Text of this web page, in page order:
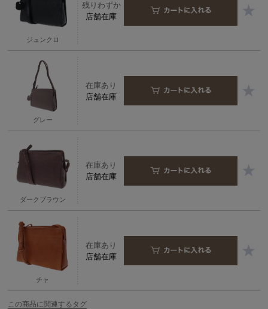
ジュンクロ
残りわずか
店舗在庫
グレー
在庫あり
店舗在庫
ダークブラウン
在庫あり
店舗在庫
チャ
在庫あり
店舗在庫
この商品に関連するタグ